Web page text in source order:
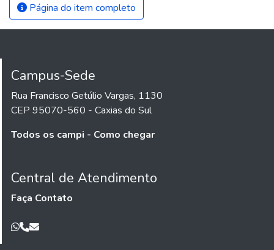
Página do item completo
Campus-Sede
Rua Francisco Getúlio Vargas, 1130
CEP 95070-560 - Caxias do Sul
Todos os campi - Como chegar
Central de Atendimento
Faça Contato